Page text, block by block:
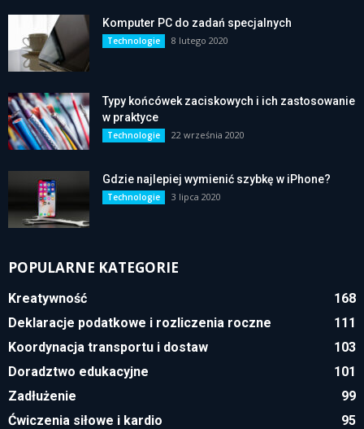
Komputer PC do zadań specjalnych
Technologie 8 lutego 2020
Typy końcówek zaciskowych i ich zastosowanie
w praktyce
Technologie 22 września 2020
Gdzie najlepiej wymienić szybkę w iPhone?
Technologie 3 lipca 2020
POPULARNE KATEGORIE
Kreatywność
168
Deklaracje podatkowe i rozliczenia roczne
111
Koordynacja transportu i dostaw
103
Doradztwo edukacyjne
101
Zadłużenie
99
Ćwiczenia siłowe i kardio
95